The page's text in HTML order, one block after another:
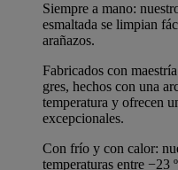
Siempre a mano:
esmaltada se limpian
arañazos.
Fabricados con
gres, hechos con una
temperatura y ofrecen
excepcionales.
Con frío y con calor:
temperaturas entre −23